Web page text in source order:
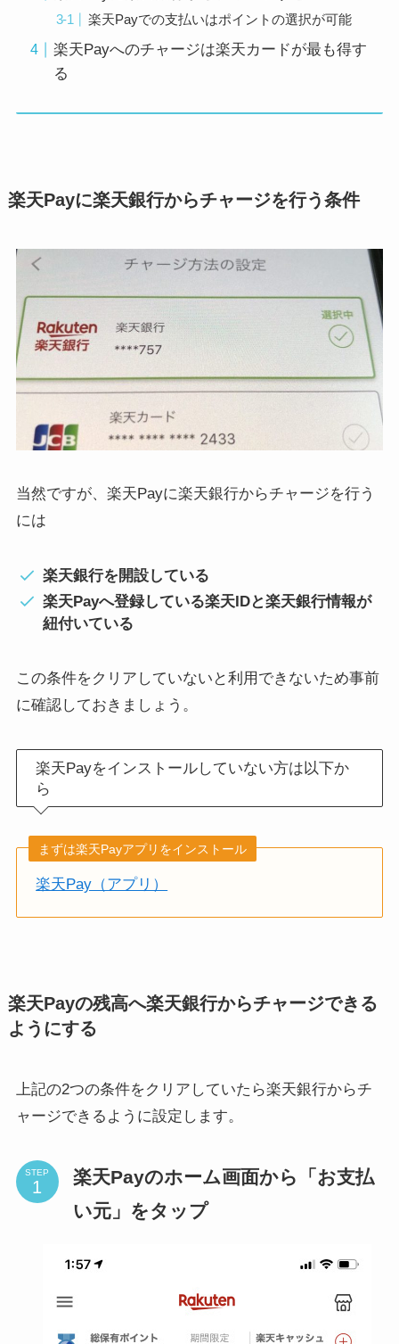
楽天Payでの支払いはポイントの選択が可能
楽天Payへのチャージは楽天カードが最も得す
る
楽天Payに楽天銀行からチャージを行う条件
当然ですが、楽天Payに楽天銀行からチャージを行う
には
楽天銀行を開設している
楽天Payへ登録している楽天IDと楽天銀行情報が
紐付いている
この条件をクリアしていないと利用できないため事前
に確認しておきましょう。
楽天Payをインストールしていない方は以下か
ら
まずは楽天Payアプリをインストール
楽天Pay（アプリ）
楽天Payの残高へ楽天銀行からチャージできる
ようにする
上記の2つの条件をクリアしていたら楽天銀行からチ
ャージできるように設定します。
STEP
楽天Payのホーム画面から「お支払
い元」をタップ